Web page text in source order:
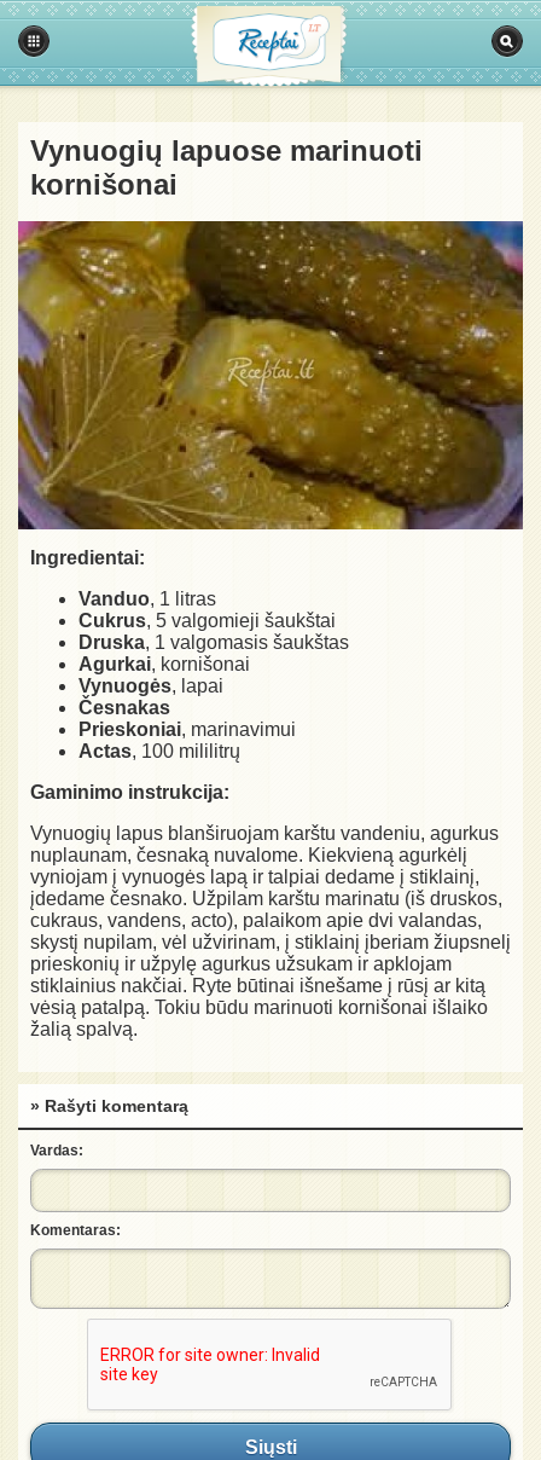
Vynuogių lapuose marinuoti
kornišonai
Ingredientai:
Vanduo, 1 litras
Cukrus, 5 valgomieji šaukštai
Druska, 1 valgomasis šaukštas
Agurkai, kornišonai
Vynuogės, lapai
Česnakas
Prieskoniai, marinavimui
Actas, 100 mililitrų
Gaminimo instrukcija:
Vynuogių lapus blanširuojam karštu vandeniu, agurkus
nuplaunam, česnaką nuvalome. Kiekvieną agurkėlį
vyniojam į vynuogės lapą ir talpiai dedame į stiklainį,
įdedame česnako. Užpilam karštu marinatu (iš druskos,
cukraus, vandens, acto), palaikom apie dvi valandas,
skystį nupilam, vėl užvirinam, į stiklainį įberiam žiupsnelį
prieskonių ir užpylę agurkus užsukam ir apklojam
stiklainius nakčiai. Ryte būtinai išnešame į rūsį ar kitą
vėsią patalpą. Tokiu būdu marinuoti kornišonai išlaiko
žalią spalvą.
» Rašyti komentarą
Vardas:
Komentaras:
Siųsti